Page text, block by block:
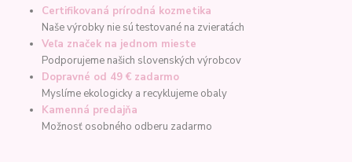
Certifikovaná prírodná kozmetika
Naše výrobky nie sú testované na zvieratách
Veľa značek na jednom mieste
Podporujeme našich slovenských výrobcov
Dopravné od 49 € zadarmo
Myslíme ekologicky a recyklujeme obaly
Kamenná predajňa
Možnosť osobného odberu zadarmo